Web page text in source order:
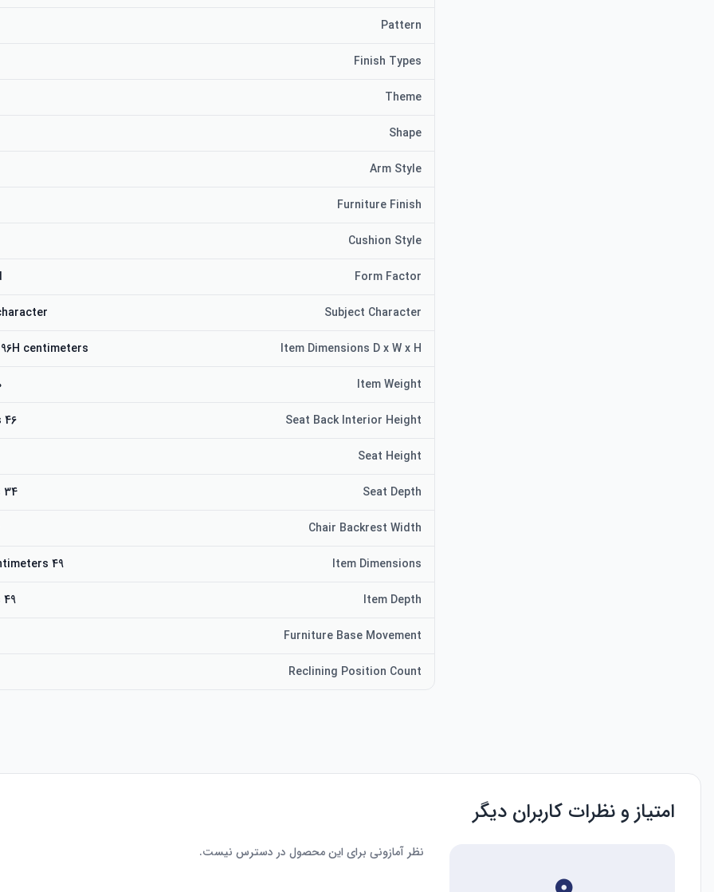
Pattern
Finish Types
Theme
Shape
Arm Style
Furniture Finish
Cushion Style
Form Factor
Subject Character
Item Dimensions D x W x H
centimeters
Item Weight
Seat Back Interior Height
46 Centimeters
Seat Height
Seat Depth
34 centimeters
Chair Backrest Width
Item Dimensions
49 x 48 x 96 centimeters
Item Depth
49 centimeters
Furniture Base Movement
Reclining Position Count
امتیاز و نظرات کاربران دیگر
نظر آمازونی برای این محصول در دسترس نیست.